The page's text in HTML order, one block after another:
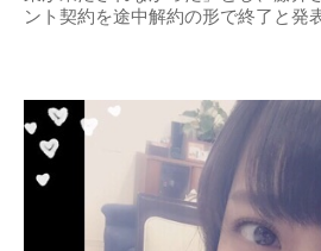
ント契約を途中解約の形で終了と発